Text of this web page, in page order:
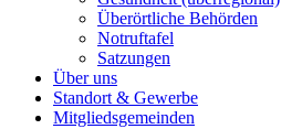
Überörtliche Behörden
Notruftafel
Satzungen
Über uns
Standort & Gewerbe
Mitgliedsgemeinden